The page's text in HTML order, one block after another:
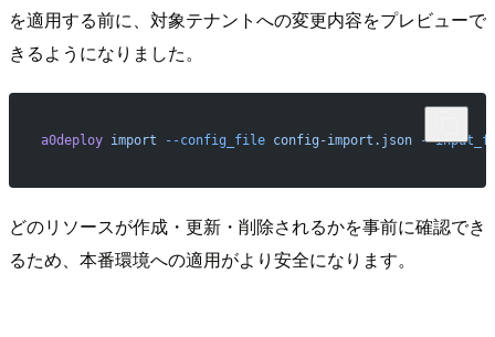
を適用する前に、対象テナントへの変更内容をプレビューで
きるようになりました。
a0deploy import --config_file config-import.json --
どのリソースが作成・更新・削除されるかを事前に確認でき
るため、本番環境への適用がより安全になります。